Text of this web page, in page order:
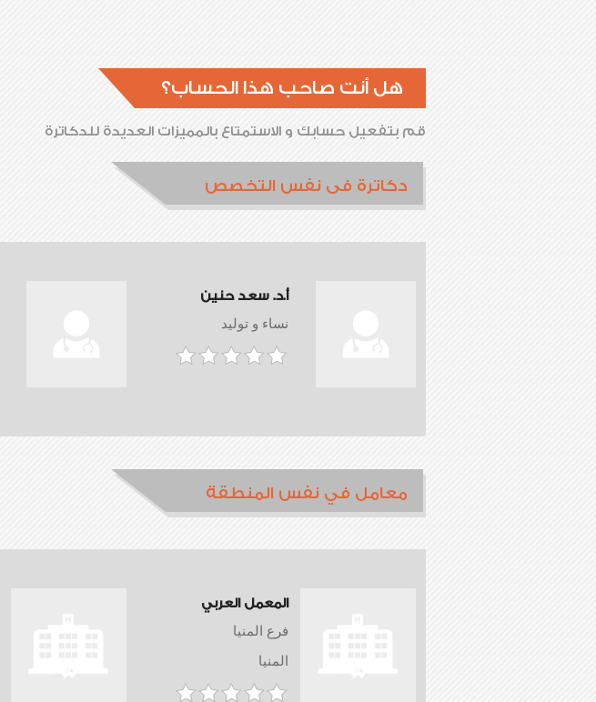
هل أنت صاحب هذا الحساب؟
قم بتفعيل حسابك و الاستمتاع بالمميزات العديدة للدكاترة
دكاترة فى نفس التخصص
أ.د. سعد حنين
نساء و توليد
معامل في نفس المنطقة
المعمل العربي
فرع المنيا
المنيا